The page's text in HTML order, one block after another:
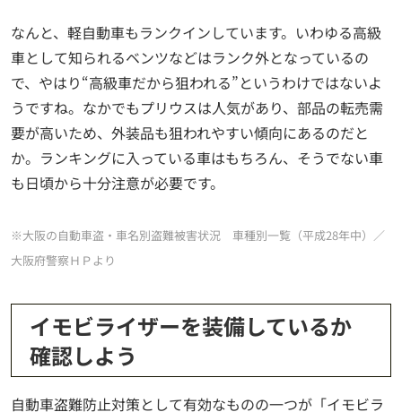
なんと、軽自動車もランクインしています。いわゆる高級
車として知られるベンツなどはランク外となっているの
で、やはり“高級車だから狙われる”というわけではないよ
うですね。なかでもプリウスは人気があり、部品の転売需
要が高いため、外装品も狙われやすい傾向にあるのだと
か。ランキングに入っている車はもちろん、そうでない車
も日頃から十分注意が必要です。
※大阪の自動車盗・車名別盗難被害状況 車種別一覧（平成28年中）／
大阪府警察ＨＰより
イモビライザーを装備しているか
確認しよう
自動車盗難防止対策として有効なものの一つが「イモビラ